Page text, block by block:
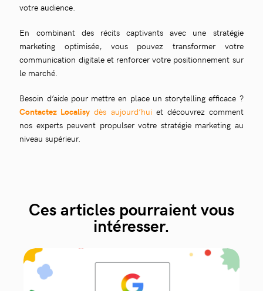
votre audience.
En combinant des récits captivants avec une stratégie
marketing optimisée, vous pouvez transformer votre
communication digitale et renforcer votre positionnement sur
le marché.
Besoin d’aide pour mettre en place un storytelling efficace ?
Contactez Localisy dès aujourd’huiet découvrez comment
nos experts peuvent propulser votre stratégie marketing au
niveau supérieur.
Ces articles pourraient vous
intéresser.